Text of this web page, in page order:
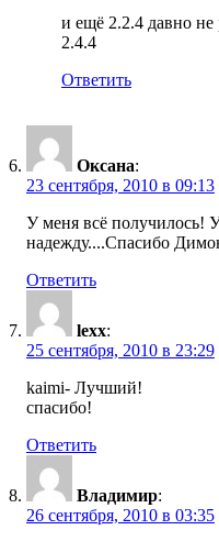
и ещё 2.2.4 давно не
2.4.4
Ответить
Оксана:
23 сентября, 2010 в 09:13
У меня всё получилось!
надежду....Спасибо
Ответить
lexx:
25 сентября, 2010 в 23:29
kaimi- Лучший!
спасибо!
Ответить
Владимир:
26 сентября, 2010 в 03:35